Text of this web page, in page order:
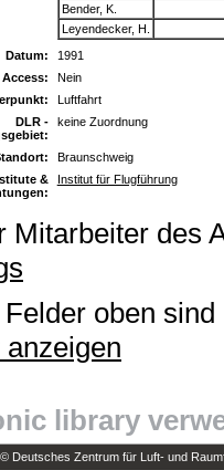
Bender, K.
Leyendecker, H.
Datum:
1991
Nein
Luftfahrt
DLR -
keine Zuordnung
Braunschweig
&
Institut für Flugführung
Mitarbeiter des
Felder oben
anzeigen
library
Deutsches Zentrum für Luft- und